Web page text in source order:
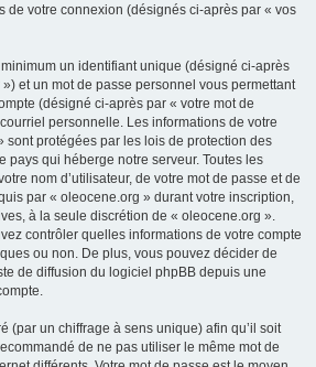
de votre connexion (désignés ci-après par « vos
un identifiant unique (désigné ci-après
et un mot de passe personnel vous permettant
(désigné ci-après par « votre mot de
personnelle. Les informations de votre
sont protégées par les lois de protection des
pays qui héberge notre serveur. Toutes les
nom d’utilisateur, de votre mot de passe et de
par « oleocene.org » durant votre inscription,
à la seule discrétion de « oleocene.org ».
contrôler quelles informations de votre compte
ou non. De plus, vous pouvez décider de
de diffusion du logiciel phpBB depuis une
(par un chiffrage à sens unique) afin qu’il soit
de ne pas utiliser le même mot de